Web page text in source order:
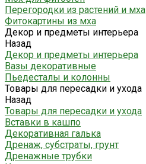
Перегородки из растений и мха
Фитокартины из мха
Декор и предметы интерьера
Назад
Декор и предметы интерьера
Вазы декоративные
Пьедесталы и колонны
Товары для пересадки и ухода
Назад
Товары для пересадки и ухода
Вставки в кашпо
Декоративная галька
Дренаж, субстраты, грунт
Дренажные трубки